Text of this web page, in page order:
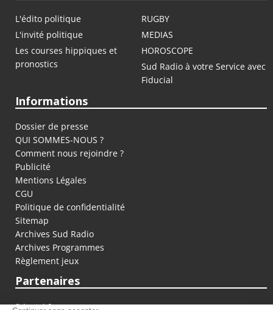
L'édito politique
RUGBY
L'invité politique
MEDIAS
Les courses hippiques et
pronostics
HOROSCOPE
Sud Radio à votre Service avec
Fiducial
Informations
Dossier de presse
QUI SOMMES-NOUS ?
Comment nous rejoindre ?
Publicité
Mentions Légales
CGU
Politique de confidentialité
Sitemap
Archives Sud Radio
Archives Programmes
Règlement jeux
Partenaires
fiducial.fr